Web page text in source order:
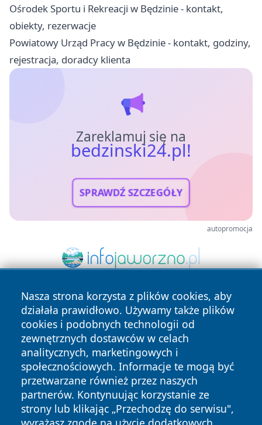
Ośrodek Sportu i Rekreacji w Będzinie - kontakt,
obiekty, rezerwacje
Powiatowy Urząd Pracy w Będzinie - kontakt, godziny,
rejestracja, doradcy klienta
Zareklamuj się na
bedzinski24.pl!
SPRAWDŹ SZCZEGÓŁY
autopromocja
Nasza strona korzysta z plików cookies, aby
działała prawidłowo. Używamy także plików
cookies i podobnych technologii od
zewnętrznych dostawców w celach
analitycznych, marketingowych i
społecznościowych. Informacje te mogą być
przetwarzane również przez naszych
partnerów. Kontynuując korzystanie ze
strony lub klikając „Przechodzę do serwisu",
Copyright © 2026 bedzinski24.pl Wszystkie prawa
zastrzeżone.
Polityka Polityka